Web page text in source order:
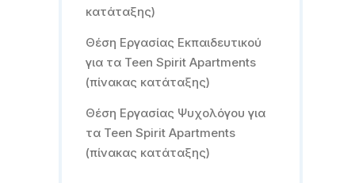
κατάταξης)
Θέση Εργασίας Εκπαιδευτικού
για τα Teen Spirit Apartments
(πίνακας κατάταξης)
Θέση Εργασίας Ψυχολόγου για
τα Teen Spirit Apartments
(πίνακας κατάταξης)